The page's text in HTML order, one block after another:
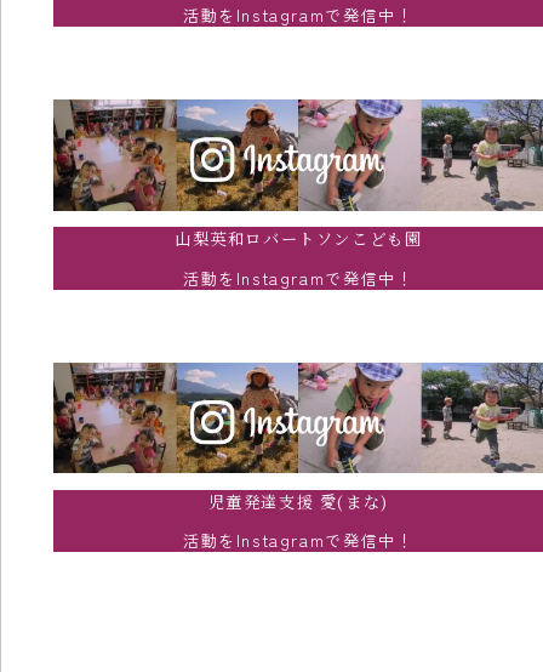
活動をInstagramで発信中！
山梨英和ロバートソンこども園
活動をInstagramで発信中！
児童発達支援 愛(まな)
活動をInstagramで発信中！